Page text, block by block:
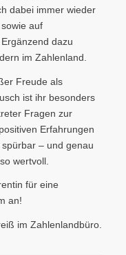
dabei immer wieder
auf
dazu
im Zahlenland.
Freude als
ist ihr besonders
Fragen zur
Erfahrungen
– und genau
wertvoll.
für eine
an!
im Zahlenlandbüro.